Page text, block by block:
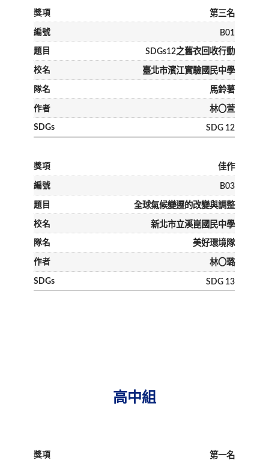
第三名
B01
SDGs12之舊衣回收行動
臺北市濱江實驗國民中學
馬鈴薯
林〇萱
SDG 12
佳作
B03
全球氣候變遷的改變與調整
新北市立溪崑國民中學
美好環境隊
林〇璐
SDG 13
高中組
第一名